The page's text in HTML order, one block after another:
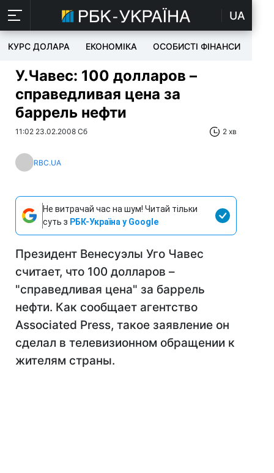
UA
КУРС ДОЛАРА ЕКОНОМІКА ОСОБИСТІ ФІНАНСИ
У.Чавес: 100 долларов –
справедливая цена за
баррель нефти
11:02 23.02.2008 Сб 2 хв
RBC.UA
Не витрачай час на шум! Читай тільки
суть з РБК-Україна у Google
Президент Венесуэлы Уго Чавес
считает, что 100 долларов –
"справедливая цена" за баррель
нефти. Как сообщает агентство
Associated Press, такое заявление он
сделал в телевизионном обращении к
жителям страны.